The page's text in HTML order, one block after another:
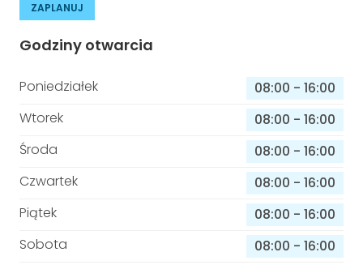
ZAPLANUJ
Godziny otwarcia
Poniedziałek 08:00 - 16:00
Wtorek
08:00 - 16:00
Środa
08:00 - 16:00
Czwartek
08:00 - 16:00
Piątek
08:00 - 16:00
Sobota
08:00 - 16:00